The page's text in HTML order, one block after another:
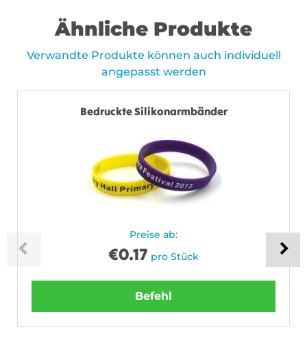
Ähnliche Produkte
Verwandte Produkte können auch individuell
angepasst werden
Bedruckte Silikonarmbänder
Preise ab:
€0.17 pro Stück
Befehl